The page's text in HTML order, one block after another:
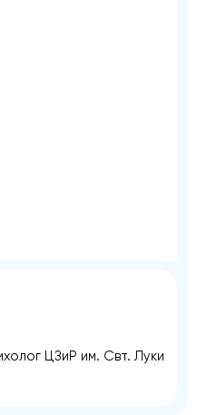
ЦЗиР им. Свт. Луки